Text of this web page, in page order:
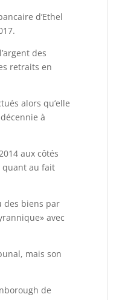
d’Ethel
des
retraits en
alors qu’elle
à
aux côtés
quant au fait
des biens par
avec
mais son
de